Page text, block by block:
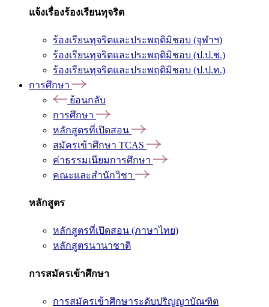
แจ้งเรื่องร้องเรียนทุจริต
ร้องเรียนทุจริตและประพฤติมิชอบ (จุฬาฯ)
ร้องเรียนทุจริตและประพฤติมิชอบ (ป.ป.ช.)
ร้องเรียนทุจริตและประพฤติมิชอบ (ป.ป.ท.)
การศึกษา
ย้อนกลับ
การศึกษา
หลักสูตรที่เปิดสอน
สมัครเข้าศึกษา TCAS
ค่าธรรมเนียมการศึกษา
คณะและสำนักวิชา
หลักสูตร
หลักสูตรที่เปิดสอน (ภาษาไทย)
หลักสูตรนานาชาติ
การสมัครเข้าศึกษา
การสมัครเข้าศึกษาระดับปริญญาบัณฑิต